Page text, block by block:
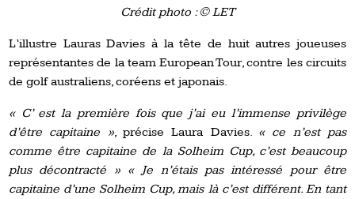
Crédit photo : © LET
L’illustre Lauras Davies à la tête de huit autres joueuses
représentantes de la team European Tour, contre les circuits
de golf australiens, coréens et japonais.
« C’ est la première fois que j’ai eu l’immense privilège
d’être capitaine », précise Laura Davies. « ce n’est pas
comme être capitaine de la Solheim Cup, c’est beaucoup
plus décontracté » « Je n’étais pas intéressé pour être
capitaine d’une Solheim Cup, mais là c’est différent. En tant